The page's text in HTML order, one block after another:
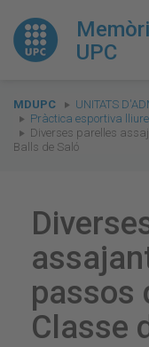
UPC
You
are
here:
MDUPC UNITATS
Pràctica esportiva lliure
Diverses parelles
Balls de Saló
passos
Classe